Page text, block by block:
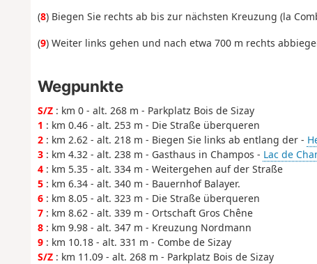
(8) Biegen Sie rechts ab bis zur nächsten Kreuzung (la
(9) Weiter links gehen und nach etwa 700 m rechts
Wegpunkte
S/Z: km 0 - alt. 268 m - Parkplatz Bois de Sizay
1 : km 0.46 - alt. 253 m - Die Straße überqueren
2: km 2.62 - alt. 218 m - Biegen Sie links ab entlang der -
3: km 4.32 - alt. 238 m - Gasthaus in Champos - Lac de
4: km 5.35 - alt. 334 m - Weitergehen auf der Straße
5: km 6.34 - alt. 340 m - Bauernhof Balayer.
6: km 8.05 - alt. 323 m - Die Straße überqueren
7: km 8.62 - alt. 339 m - Ortschaft Gros Chêne
8: km 9.98 - alt. 347 m - Kreuzung Nordmann
9: km 10.18 - alt. 331 m - Combe de Sizay
S/Z: km 11.09 - alt. 268 m - Parkplatz Bois de Sizay